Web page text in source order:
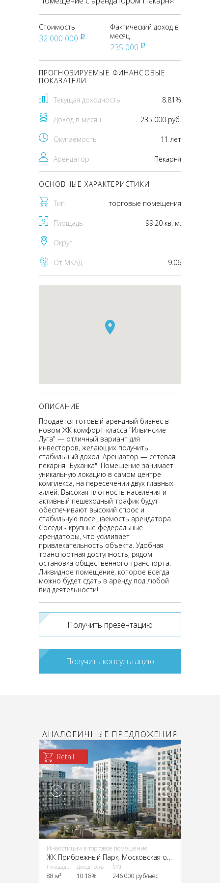
Стоимость
32 000 000 pуб
Фактический доход в
месяц
235 000 pуб
ПРОГНОЗИРУЕМЫЕ ФИНАНСОВЫЕ
ПОКАЗАТЕЛИ
Текущая доходность 8.81%
Доход в месяц 235 000 руб.
Окупаемость 11 лет
Арендатор Пекарня
ОСНОВНЫЕ ХАРАКТЕРИСТИКИ
Тип торговые помещения
Площадь 99.20 кв. м.
Округ
От МКАД 9.06
ОПИСАНИЕ
Продается готовый арендный бизнес в
новом ЖК комфорт-класса "Ильинские
Луга" — отличный вариант для
инвесторов, желающих получить
стабильный доход. Арендатор — сетевая
пекарня "Буханка". Помещение занимает
уникальную локацию в самом центре
комплекса, на пересечении двух главных
аллей. Высокая плотность населения и
активный пешеходный трафик будут
обеспечивают высокий спрос и
стабильную посещаемость арендатора.
Соседи - крупные федеральные
арендаторы, что усиливает
привлекательность объекта. Удобная
транспортная доступность, рядом
остановка общественного транспорта.
Ликвидное помещение, которое всегда
можно будет сдать в аренду под любой
вид деятельности!
Получить презентацию
Получить консультацию
АНАЛОГИЧНЫЕ ПРЕДЛОЖЕНИЯ
Retail
Инвестиции в торговое помещение
ЖК Прибрежный Парк, Московская область, г.о. Домодедово, д. Павловское, ЖК Прибрежный Парк, к. 2.2
Площадь
88 м²
Доходность
10.18%
МАП
246 000 руб/мес